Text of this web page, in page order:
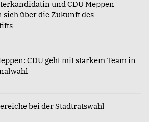
und CDU Meppen
über die Zukunft des
CDU geht mit starkem Team in
bei der Stadtratswahl